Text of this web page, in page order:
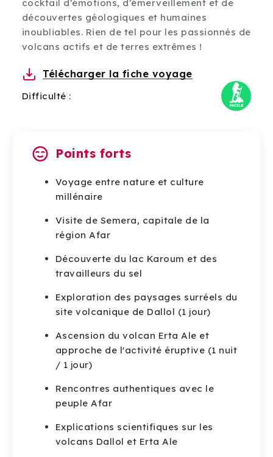
cocktail d’émotions, d’émerveillement et de
découvertes géologiques et humaines
inoubliables. Rien de tel pour les passionnés de
volcans actifs et de terres extrêmes !
Télécharger la fiche voyage
Difficulté :
Points forts
Voyage entre nature et culture
millénaire
Visite de Semera, capitale de la
région Afar
Découverte du lac Karoum et des
travailleurs du sel
Exploration des paysages surréels du
site volcanique de Dallol (1 jour)
Ascension du volcan Erta Ale et
approche de l'activité éruptive (1 nuit
/ 1 jour)
Rencontres authentiques avec le
peuple Afar
Explications scientifiques sur les
volcans Dallol et Erta Ale